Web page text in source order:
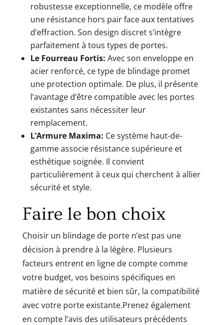
robustesse exceptionnelle, ce modèle offre
une résistance hors pair face aux tentatives
d’effraction. Son design discret s’intègre
parfaitement à tous types de portes.
Le Fourreau Fortis: Avec son enveloppe en
acier renforcé, ce type de blindage promet
une protection optimale. De plus, il présente
l’avantage d’être compatible avec les portes
existantes sans nécessiter leur
remplacement.
L’Armure Maxima: Ce système haut-de-
gamme associe résistance supérieure et
esthétique soignée. Il convient
particulièrement à ceux qui cherchent à allier
sécurité et style.
Faire le bon choix
Choisir un blindage de porte n’est pas une
décision à prendre à la légère. Plusieurs
facteurs entrent en ligne de compte comme
votre budget, vos besoins spécifiques en
matière de sécurité et bien sûr, la compatibilité
avec votre porte existante.Prenez également
en compte l’avis des utilisateurs précédents